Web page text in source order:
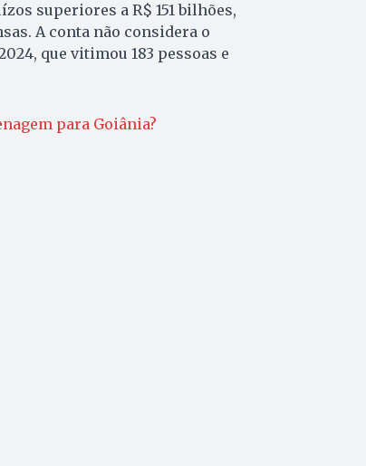
superiores a R$ 151 bilhões,
A conta não considera o
que vitimou 183 pessoas e
para Goiânia?